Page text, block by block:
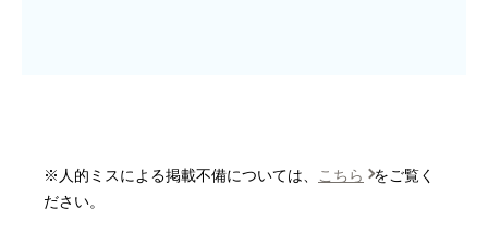
※人的ミスによる掲載不備については、 こちら
をご覧く
ださい。